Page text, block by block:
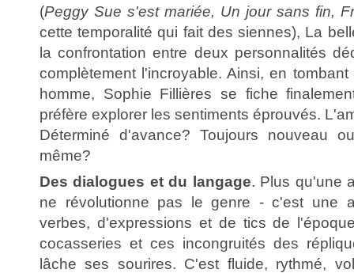
(Peggy Sue s'est mariée, Un jour sans fin,
cette temporalité qui fait des siennes), La
la confrontation entre deux personnalités
complètement l'incroyable. Ainsi, en
homme, Sophie Fillières se fiche
préfère explorer les sentiments éprouvés.
Déterminé d'avance? Toujours nouveau
même?
Des dialogues et du langage. Plus qu'une
ne révolutionne pas le genre - c'est une
verbes, d'expressions et de tics de
cocasseries et ces incongruités des
lâche ses sourires. C'est fluide, rythmé,